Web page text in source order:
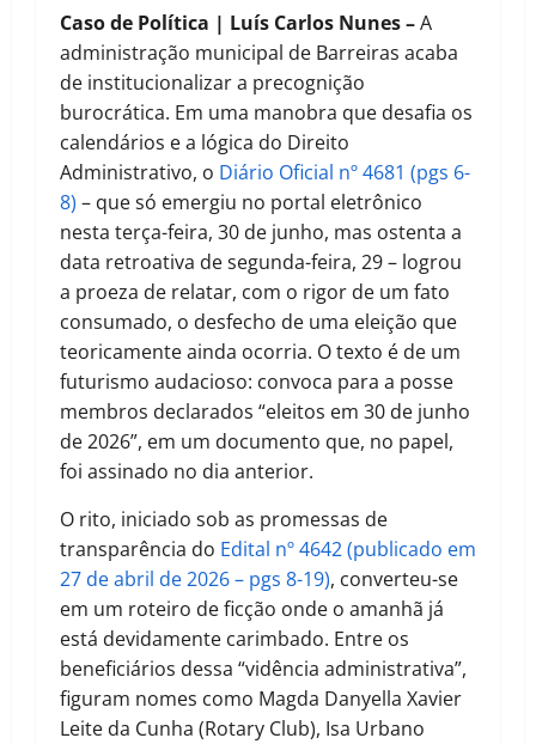
Caso de Política | Luís Carlos Nunes –A
administração municipal de Barreiras acaba
de institucionalizar a precognição
burocrática. Em uma manobra que desafia os
calendários e a lógica do Direito
Administrativo, o Diário Oficial nº 4681 (pgs 6-
8) – que só emergiu no portal eletrônico
nesta terça-feira, 30 de junho, mas ostenta a
data retroativa de segunda-feira, 29 – logrou
a proeza de relatar, com o rigor de um fato
consumado, o desfecho de uma eleição que
teoricamente ainda ocorria. O texto é de um
futurismo audacioso: convoca para a posse
membros declarados “eleitos em 30 de junho
de 2026”, em um documento que, no papel,
foi assinado no dia anterior.
O rito, iniciado sob as promessas de
transparência do Edital nº 4642 (publicado em
27 de abril de 2026 – pgs 8-19), converteu-se
em um roteiro de ficção onde o amanhã já
está devidamente carimbado. Entre os
beneficiários dessa “vidência administrativa”,
figuram nomes como Magda Danyella Xavier
Leite da Cunha (Rotary Club), Isa Urbano